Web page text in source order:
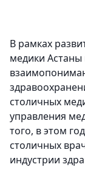
В рамках
медики
столичных
управления
того, в этом
столичных
индустрии